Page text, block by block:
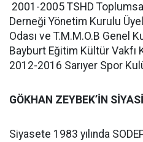
2001-2005 TSHD
Derneği Yönetim Kurulu
Odası ve T.M.M.O.B Genel
Bayburt Eğitim Kültür Vakfı
2012-2016 Sarıyer Spor
GÖKHAN ZEYBEK’İN
Siyasete 1983 yılında